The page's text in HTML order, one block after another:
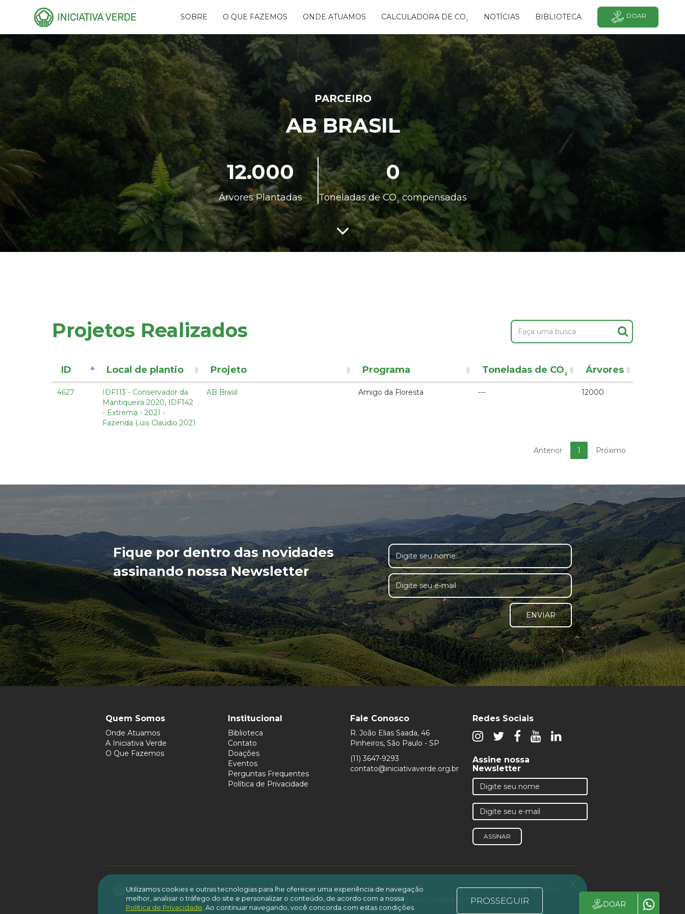
SOBRE
HISTÓRIA
EQUIPE
CONSELHOS
RECONHECIMENTOS
PARCEIROS
REDES
O QUE FAZEMOS
PLANTANDO ÁGUAS
CARBON FREE
AMIGO DA FLORESTA
PROGRAMA
NASCENTES
RESTAURA RIBEIRA -
FUNBIO
EVENTOS
ONDE ATUAMOS CALCULADORA DE CO² NOTÍCIAS BIBLIOTECA DOAR
PARCEIRO
AB BRASIL
12.000
Árvores Plantadas
0
Toneladas de CO²compensadas
Projetos Realizados
ID Local de plantio Projeto Programa Toneladas de CO² Árvores
4627
IDF113 - Conservador da
Mantiqueira 2020, IDF142
- Extrema - 2021 -
Fazenda Luis Claudio 2021
AB Brasil Amigo da Floresta --- 12000
Anterior 1 Próximo
Fique por dentro das novidades
assinando nossa Newsletter
ENVIAR
Quem Somos
Onde Atuamos
A Iniciativa Verde
O Que Fazemos
Institucional
Biblioteca
Contato
Doações
Eventos
Perguntas Frequentes
Política de Privacidade
Fale Conosco
R. João Elias Saada, 46
Pinheiros, São Paulo - SP
(11) 3647-9293
contato@iniciativaverde.org.br
Redes Sociais
Assine nossa
Newsletter
ASSINAR
© 2019 Iniciativa Verde.
É permitida a reprodução do conteúdo deste site, desde que citada a fonte
CNPJ 08.606.505/0001-06
Voltar ao topo x
Utilizamos cookies e outras tecnologias para lhe oferecer uma experiência de navegação
melhor, analisar o tráfego do site e personalizar o conteúdo, de acordo com a nossa
Política de Privacidade Ao continuar navegando, você concorda com estas condições.
PROSSEGUIR DOAR